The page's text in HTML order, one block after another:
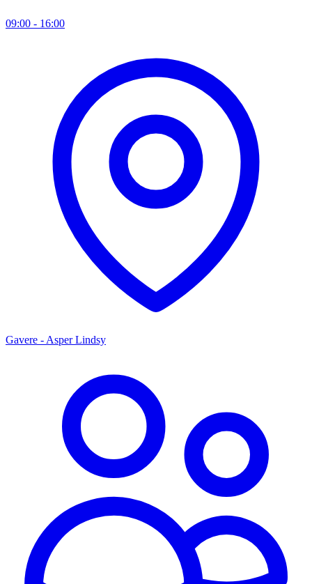
09:00 - 16:00
Gavere - Asper Lindsy